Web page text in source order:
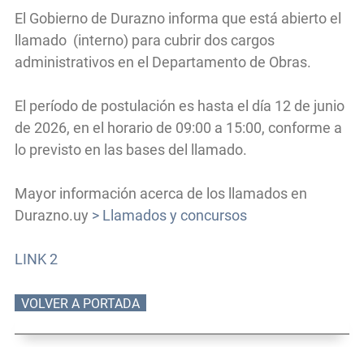
El Gobierno de Durazno informa que está abierto el
llamado (interno) para cubrir dos cargos
administrativos en el Departamento de Obras.
El período de postulación es hasta el día 12 de junio
de 2026, en el horario de 09:00 a 15:00, conforme a
lo previsto en las bases del llamado.
Mayor información acerca de los llamados en
Durazno.uy > Llamados y concursos
LINK 2
VOLVER A PORTADA